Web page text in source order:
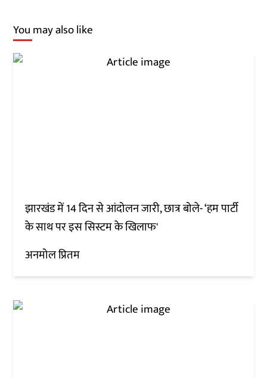
You may also like
झारखंड में 14 दिन से आंदोलन जारी, छात्र बोले- ‘हम पार्टी
के साथ पर इस सिस्टम के खिलाफ'
अनमोल प्रितम